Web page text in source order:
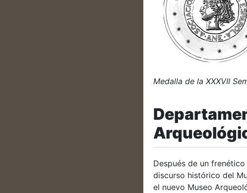
Medalla de la XXXVII
Después de un
discurso histórico del
el nuevo Museo